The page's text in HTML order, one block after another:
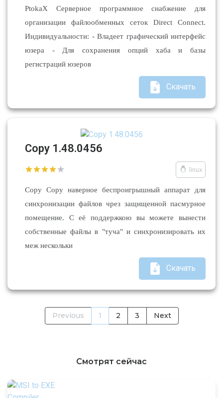
PtokaX Серверное программное снабжение для
организации файлообменных сеток Direct Connect.
Индивидуальности: - Владеет графический интерфейс
юзера - Для сохранения опций хаба и базы
регистраций юзеров
Скачать
Copy 1.48.0456
linux
Copy Copy наверное беспроигрышный аппарат для
синхронизации файлов чрез защищенной пасмурное
помещение. С её поддержкою вы можете вынести
собственные файлы в "туча" и синхронизировать их
меж нескольки
Скачать
Previous 1 2 3 Next
Смотрят сейчас